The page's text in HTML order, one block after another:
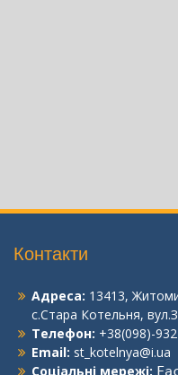
Контакти
Адреса: 13413,
с.Стара Котельня,
Телефон: +38(098)-
Email: st_kotelnya@i.ua
Соціальні мережі: